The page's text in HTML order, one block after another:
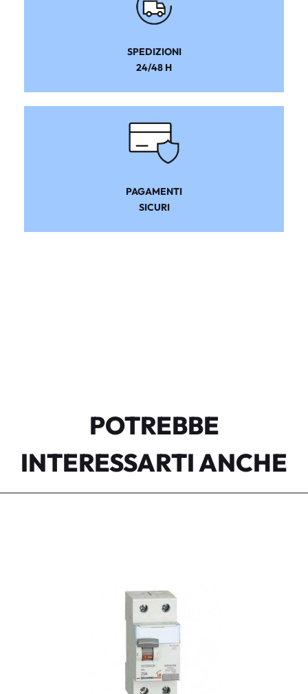
SPEDIZIONI
24/48 H
PAGAMENTI
SICURI
POTREBBE
INTERESSARTI ANCHE